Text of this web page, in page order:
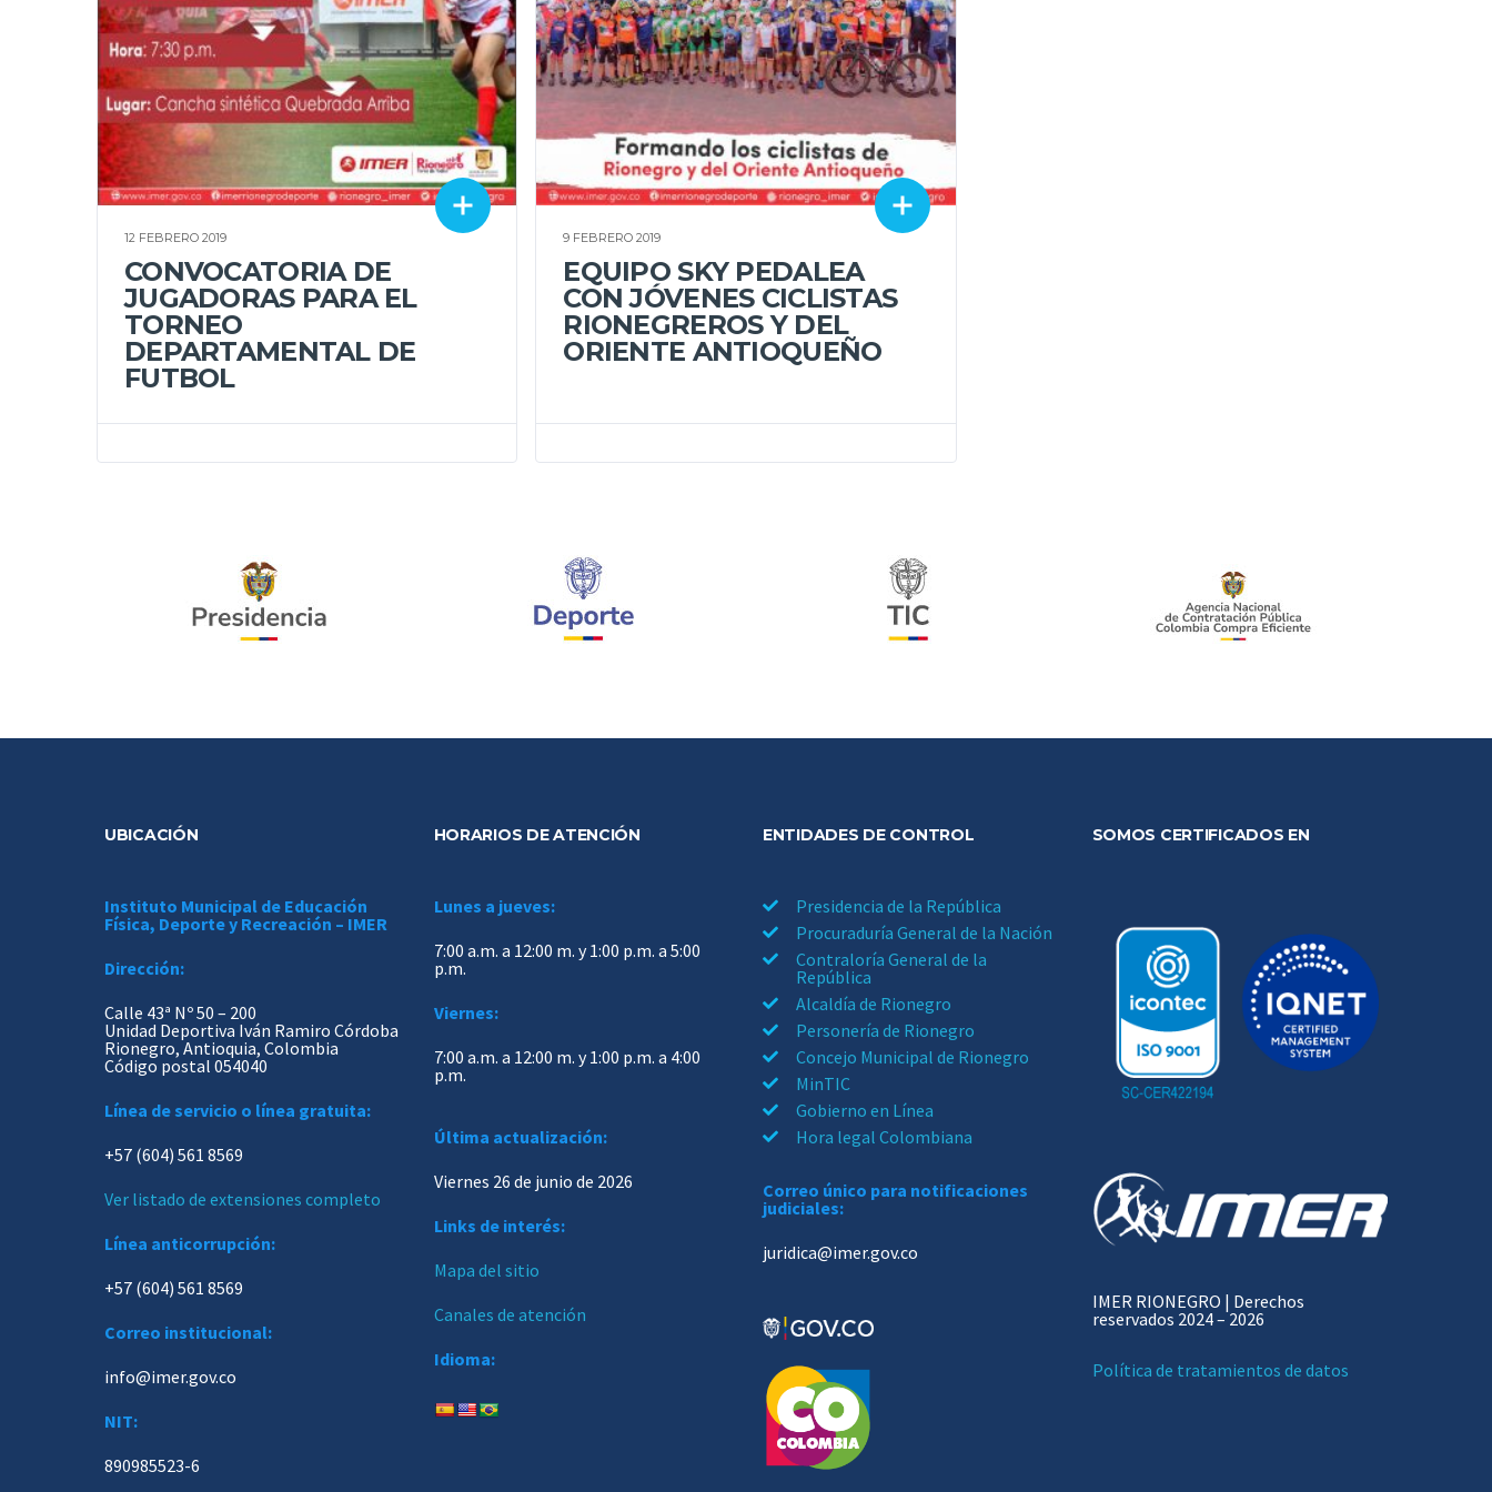
12 FEBRERO 2019
CONVOCATORIA DE
JUGADORAS PARA EL
TORNEO
DEPARTAMENTAL DE
FUTBOL
9 FEBRERO 2019
EQUIPO SKY PEDALEA
CON JÓVENES CICLISTAS
RIONEGREROS Y DEL
ORIENTE ANTIOQUEÑO
UBICACIÓN
Instituto Municipal de Educación
Física, Deporte y Recreación – IMER
Dirección:
Calle 43ª Nº 50 – 200
Unidad Deportiva Iván Ramiro Córdoba
Rionegro, Antioquia, Colombia
Código postal 054040
Línea de servicio o línea gratuita:
+57 (604) 561 8569
Ver listado de extensiones completo
Línea anticorrupción:
+57 (604) 561 8569
Correo institucional:
info@imer.gov.co
NIT:
890985523-6
HORARIOS DE ATENCIÓN
Lunes a jueves:
7:00 a.m. a 12:00 m. y 1:00 p.m. a 5:00
p.m.
Viernes:
7:00 a.m. a 12:00 m. y 1:00 p.m. a 4:00
p.m.
Última actualización:
Viernes 26 de junio de 2026
Links de interés:
Mapa del sitio
Canales de atención
Idioma:
ENTIDADES DE CONTROL
Presidencia de la República
Procuraduría General de la Nación
Contraloría General de la
República
Alcaldía de Rionegro
Personería de Rionegro
Concejo Municipal de Rionegro
MinTIC
Gobierno en Línea
Hora legal Colombiana
Correo único para notificaciones
judiciales:
juridica@imer.gov.co
SOMOS CERTIFICADOS EN
IMER RIONEGRO | Derechos
reservados 2024 – 2026
Política de tratamientos de datos